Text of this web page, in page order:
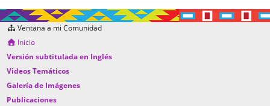
Ventana a mi Comunidad
Inicio
Versión subtitulada en Inglés
Videos Temáticos
Galería de Imágenes
Publicaciones